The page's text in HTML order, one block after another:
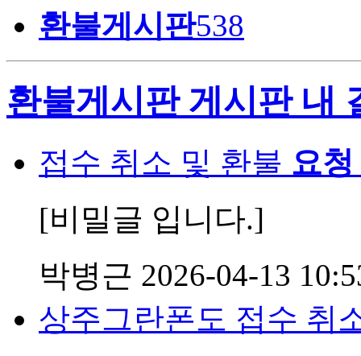
환불게시판538
환불게시판 게시판 내
접수 취소 및 환불 요청
[비밀글 입니다.]
박병근 2026-04-13
상주그란폰도 접수 취